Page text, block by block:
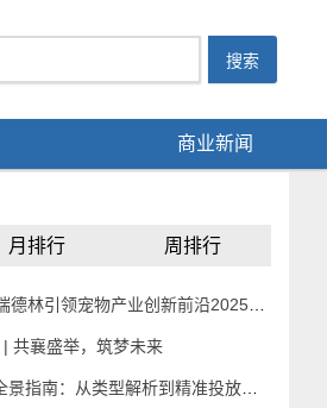
商业新闻
月排行 周排行
业创新前沿2025宠物产业科技创新与融资论坛成功举办
共襄盛举，筑梦未来
从类型解析到精准投放，解锁高效传播密码